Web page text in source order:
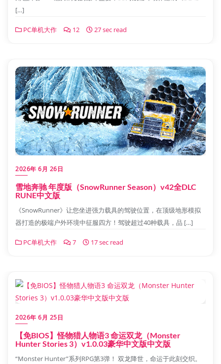
[…]
PC单机大作 12 27 sec read
2026年 6月 26日
雪地奔驰 年度版（SnowRunner Season）v42全DLC
RUNE中文版
《SnowRunner》让您坐进强力载具的驾驶位置，在顶级地形模拟
器打造的极端户外环境中征服四方！驾驶超过40种载具，品 […]
PC单机大作 7 17 sec read
2026年 6月 25日
【免BIOS】怪物猎人物语3 命运双龙（Monster
Hunter Stories 3）v1.0.03豪华中文版中文版
“Monster Hunter”系列RPG第3弹！ 双龙降世，命运于此刻交织。